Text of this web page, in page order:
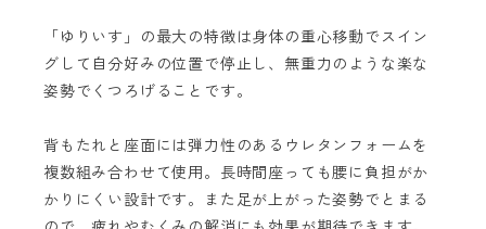
「ゆりいす」の最大の特徴は身体の重心移動でスイン
グして自分好みの位置で停止し、無重力のような楽な
姿勢でくつろげることです。
背もたれと座面には弾力性のあるウレタンフォームを
複数組み合わせて使用。長時間座っても腰に負担がか
かりにくい設計です。また足が上がった姿勢でとまる